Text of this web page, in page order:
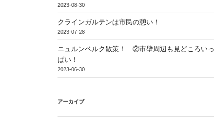
2023-08-30
クラインガルテンは市民の憩い！
2023-07-28
ニュルンベルク散策！ ②市壁周辺も見どころいっ
ぱい！
2023-06-30
アーカイブ